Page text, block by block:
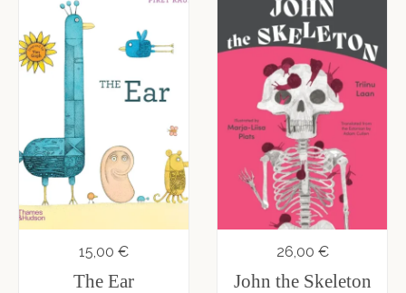
15,00 €
The Ear
26,00 €
John the Skeleton